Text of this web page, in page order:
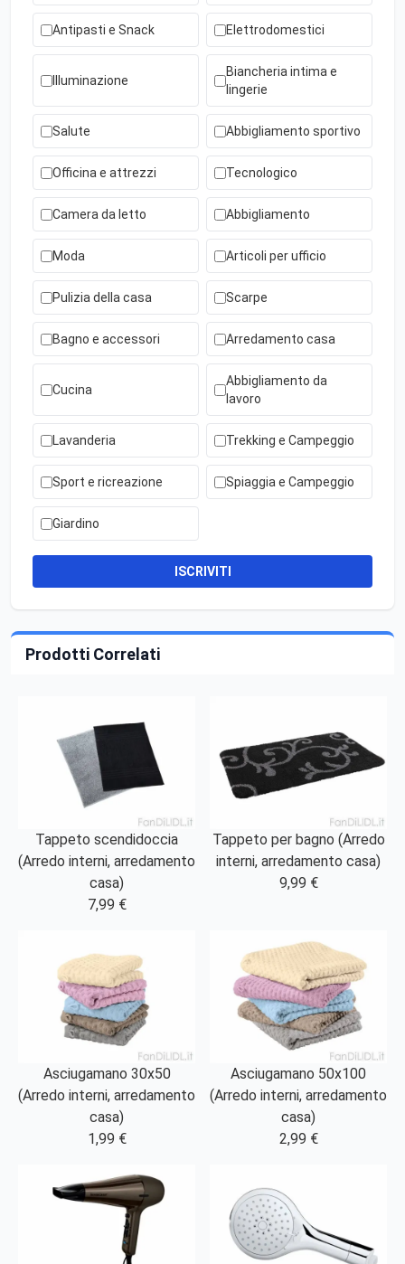
Antipasti e Snack Elettrodomestici
Illuminazione
Biancheria intima e
lingerie
Salute Abbigliamento sportivo
Officina e attrezzi Tecnologico
Camera da letto Abbigliamento
Moda Articoli per ufficio
Pulizia della casa Scarpe
Bagno e accessori Arredamento casa
Cucina
Abbigliamento da
lavoro
Lavanderia Trekking e Campeggio
Sport e ricreazione Spiaggia e Campeggio
Giardino
ISCRIVITI
Prodotti Correlati
Tappeto scendidoccia
(Arredo interni, arredamento
casa)
7,99 €
Tappeto per bagno (Arredo
interni, arredamento casa)
9,99 €
Asciugamano 30x50
(Arredo interni, arredamento
casa)
1,99 €
Asciugamano 50x100
(Arredo interni, arredamento
casa)
2,99 €